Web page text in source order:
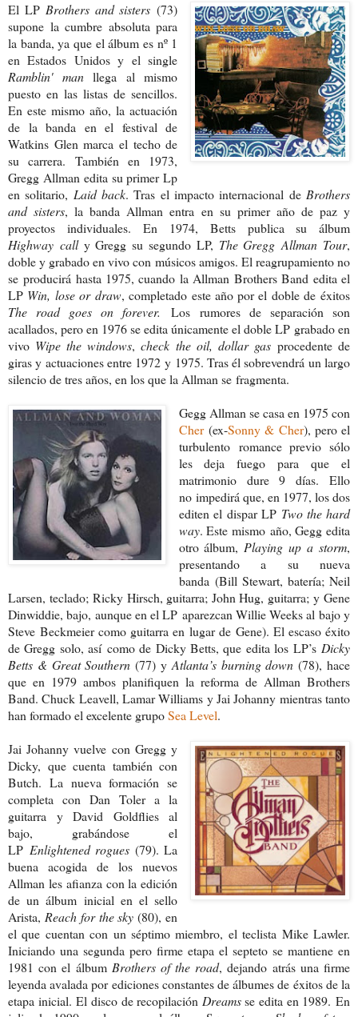
El LP Brothers and sisters (73)
supone la cumbre absoluta para
la banda, ya que el álbum es nº 1
en Estados Unidos y el single
Ramblin' manllega al mismo
puesto en las listas de sencillos.
En este mismo año, la actuación
de la banda en el festival de
Watkins Glen marca el techo de
su carrera. También en 1973,
Gregg Allman edita su primer Lp
en solitario, Laid back. Tras el impacto internacional deBrothers
and sisters, la banda Allman entra en su primer año de paz y
proyectos individuales. En 1974, Betts publica su álbum
Highway cally Gregg su segundo LP, The GreggAllman Tour,
doble y grabado en vivo con músicos amigos. El reagrupamiento no
seproducirá hasta 1975, cuando la AllmanBrothers Band edita el
LP Win, lose or draw, completado este año por el doble de éxitos
The road goes on forever. Los rumores de separación son
acallados, pero en 1976 se edita únicamente el doble LP grabado en
vivo Wipe the windows,check the oil, dollar gas procedente de
giras y actuaciones entre 1972y 1975. Tras él sobrevendrá un largo
silencio de tres años, en los que la Allman se fragmenta.
Gegg Allman se casa en 1975 con
Cher (ex-Sonny & Cher), pero el
turbulento romance previo sólo
les deja fuego paraque el
matrimonio dure 9 días. Ello
no impedirá que, en 1977, los dos
editen eldispar LP Two the hard
way. Este mismo año, Gegg edita
otro álbum,Playing upa storm,
presentando a su nueva
banda (Bill Stewart, batería; Neil
Larsen, teclado;Ricky Hirsch, guitarra; John Hug, guitarra;y Gene
Dinwiddie, bajo, aunque en el LP aparezcan Willie Weeks al bajo y
SteveBeckmeier como guitarra en lugar de Gene). El escaso éxito
de Gregg solo, así como de Dicky Betts, que edita los LP’sDicky
Betts & Great Southern (77) yAtlanta’s burning down (78), hace
que en 1979 ambos planifiquen la reforma de Allman Brothers
Band. Chuck Leavell, Lamar Williams y Jai Johanny mientras tanto
han formado el excelente grupoSea Level.
Jai Johanny vuelve con Gregg y
Dicky, que cuenta también con
Butch. La nueva formación se
completa con Dan Toler a la
guitarra y David Goldflies al
bajo, grabándose el
LP Enlightened rogues (79). La
buena acogida de los nuevos
Allman les afianza con la edición
de un álbum inicial en el sello
Arista, Reach for the sky(80), en
el que cuentan con un séptimo miembro, el teclista Mike Lawler.
Iniciando una segunda pero firme etapa el septeto se mantiene en
1981 con el álbum Brothers of the road, dejando atrás una firme
leyenda avalada por ediciones constantes de álbumes de éxitos de la
etapa inicial.El disco de recopilación Dreamsse edita en 1989. En